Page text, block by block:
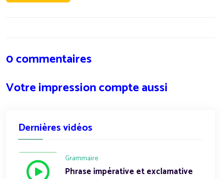
0 commentaires
Votre impression compte aussi
Dernières vidéos
Grammaire
Phrase impérative et exclamative